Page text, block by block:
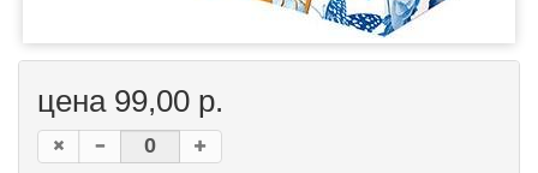
цена 99,00 р.